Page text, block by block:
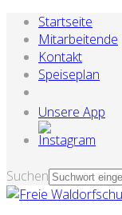
Startseite
Mitarbeitende
Kontakt
Speiseplan
Unsere App
Suchen